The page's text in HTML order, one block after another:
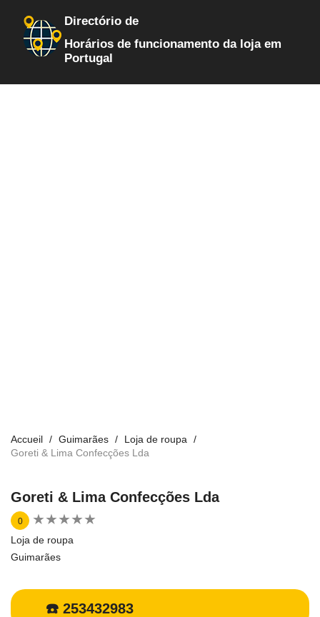
Directório de
Horários de funcionamento da loja em
Portugal
Accueil Guimarães
Loja de roupa
Goreti & Lima Confecções Lda
Goreti & Lima Confecções Lda
0 ★★★★★
★★★★★
Loja de roupa
Guimarães
☎️ 253432983